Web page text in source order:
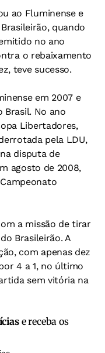
ao Fluminense e
quando
no ano
o rebaixamento
teve sucesso.
em 2007 e
Brasil. No ano
Libertadores,
pela LDU,
disputa de
agosto de 2008,
a missão de tirar
Brasileirão. A
com apenas dez
4 a 1, no último
sem vitória na
e receba os